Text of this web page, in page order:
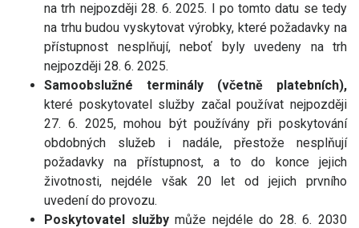
na trh nejpozději 28. 6. 2025. I po tomto datu se tedy
na trhu budou vyskytovat výrobky, které požadavky na
přístupnost nesplňují, neboť byly uvedeny na trh
nejpozději 28. 6. 2025.
Samoobslužné terminály (včetně platebních),
které poskytovatel služby začal používat nejpozději
27. 6. 2025, mohou být používány při poskytování
obdobných služeb i nadále, přestože nesplňují
požadavky na přístupnost, a to do konce jejich
životnosti, nejdéle však 20 let od jejich prvního
uvedení do provozu.
Poskytovatel službymůže nejdéle do 28. 6. 2030